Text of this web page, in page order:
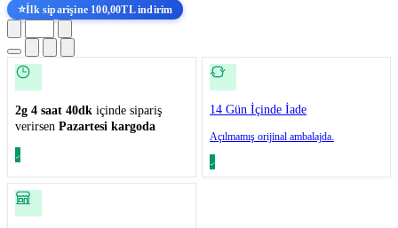
⭐İlk siparişine 100,00TL indirim
2g 4 saat 40dk içinde sipariş
verirsen Pazartesi kargoda
14 Gün İçinde İade
Açılmamış orijinal ambalajda.